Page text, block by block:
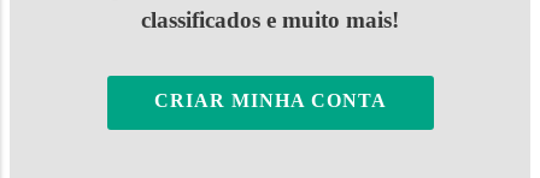
classificados e muito mais!
CRIAR MINHA CONTA